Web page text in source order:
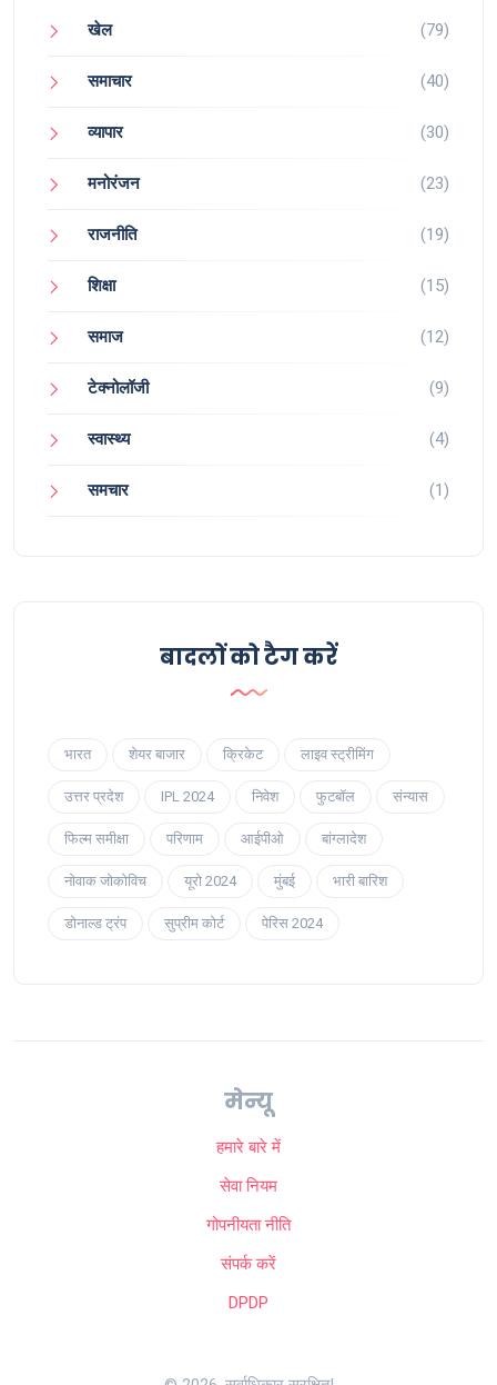
खेल (79)
समाचार (40)
व्यापार (30)
मनोरंजन (23)
राजनीति (19)
शिक्षा (15)
समाज (12)
टेक्नोलॉजी (9)
स्वास्थ्य (4)
समचार (1)
बादलों को टैग करें
भारत शेयर बाजार क्रिकेट लाइव स्ट्रीमिंग
उत्तर प्रदेश IPL 2024 निवेश फुटबॉल संन्यास
फिल्म समीक्षा परिणाम आईपीओ बांग्लादेश
नोवाक जोकोविच यूरो 2024 मुंबई भारी बारिश
डोनाल्ड ट्रंप सुप्रीम कोर्ट पेरिस 2024
मेन्यू
हमारे बारे में
सेवा नियम
गोपनीयता नीति
संपर्क करें
DPDP